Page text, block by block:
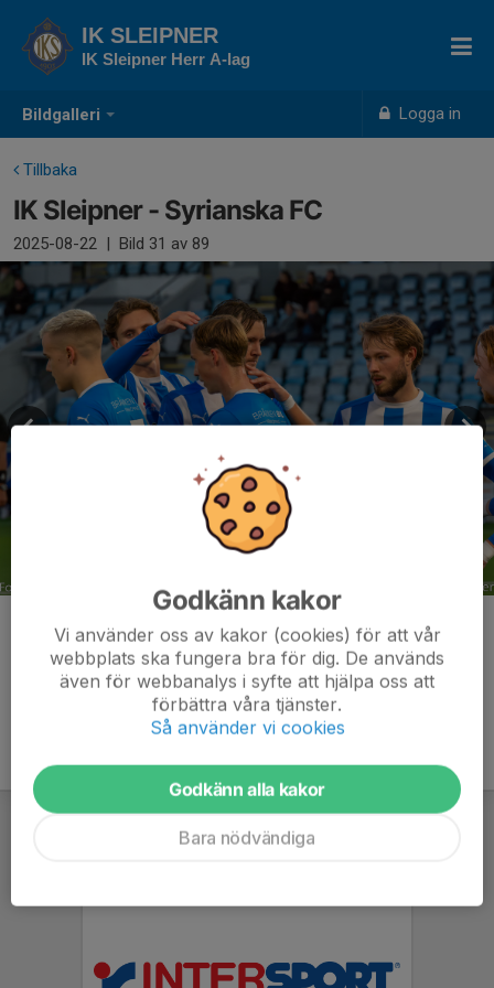
Bildgalleri Logga in
IK SLEIPNER
IK Sleipner Herr A-lag
Tillbaka
IK Sleipner - Syrianska FC
2025-08-22 | Bild 31 av 89
Kommentarer
Godkänn kakor
Vi använder oss av kakor (cookies) för att vår
webbplats ska fungera bra för dig. De används
även för webbanalys i syfte att hjälpa oss att
förbättra våra tjänster.
Så använder vi cookies
Godkänn alla kakor
Bara nödvändiga